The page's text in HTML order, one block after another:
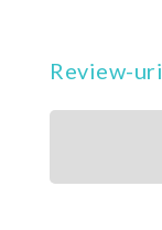
Review-uri